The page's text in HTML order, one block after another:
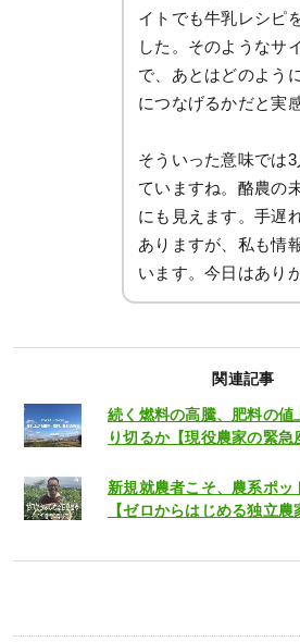
イトでも牛乳レシピ
した。そのようなサ
で、あとはどのよう
につなげるかだと実
そういった意味では
ていますね。酪農の
にも見えます。手遅
ありますが、私も情
います。今日はあり
関連記事
続く燃料の高騰、肥料の
り切るか【現役農家の緊急
新規就農者こそ、農系ポッ
【ゼロからはじめる独立農